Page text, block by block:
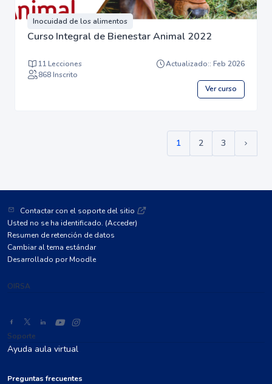
Inocuidad de los alimentos
Curso Integral de Bienestar Animal 2022
11 Lecciones
Actualizado:: Feb 2026
868 Inscrito
Ver curso
1(current)
2 3
Contactar con el soporte del sitio
Usted no se ha identificado. (Acceder)
Resumen de retención de datos
Cambiar al tema estándar
Desarrollado porMoodle
OIRSA
Soporte
Ayuda aula virtual
Preguntas frecuentes